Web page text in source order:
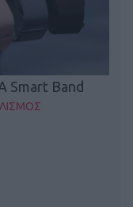
Smart Band